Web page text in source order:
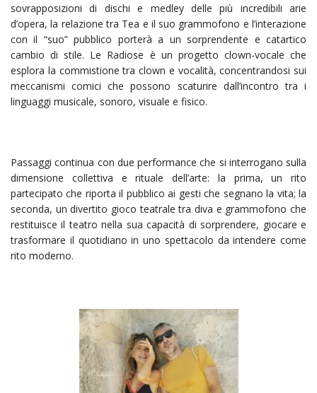
sovrapposizioni di dischi e medley delle più incredibili arie
d’opera, la relazione tra Tea e il suo grammofono e l’interazione
con il “suo” pubblico porterà a un sorprendente e catartico
cambio di stile. Le Radiose è un progetto clown-vocale che
esplora la commistione tra clown e vocalità, concentrandosi sui
meccanismi comici che possono scaturire dall’incontro tra i
linguaggi musicale, sonoro, visuale e fisico.
Passaggi continua con due performance che si interrogano sulla
dimensione collettiva e rituale dell’arte: la prima, un rito
partecipato che riporta il pubblico ai gesti che segnano la vita; la
seconda, un divertito gioco teatrale tra diva e grammofono che
restituisce il teatro nella sua capacità di sorprendere, giocare e
trasformare il quotidiano in uno spettacolo da intendere come
rito moderno.